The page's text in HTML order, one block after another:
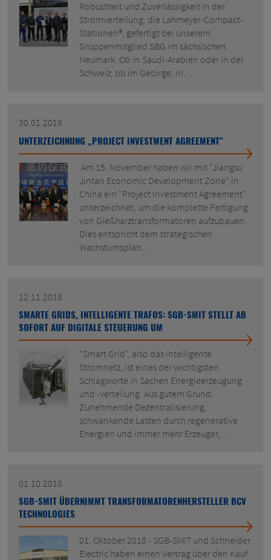
Robustheit und Zuverlässigkeit in der
Stromverteilung: die Lahmeyer-Compact-
Stationen®, gefertigt bei unserem
Gruppenmitglied SBG im sächsischen
Neumark. Ob in Saudi-Arabien oder in der
Schweiz; ob im Gebirge, in…
30.01.2019
UNTERZEICHNUNG „PROJECT INVESTMENT AGREEMENT"
Am 15. November haben wir mit "Jiangsu
Jintan Economic Development Zone" in
China ein "Project Investment Agreement"
unterzeichnet, um die komplette Fertigung
von Gießharztransformatoren aufzubauen.
Dies entspricht dem strategischen
Wachstumsplan…
12.11.2018
SMARTE GRIDS, INTELLIGENTE TRAFOS: SGB-SMIT STELLT AB
SOFORT AUF DIGITALE STEUERUNG UM
"Smart Grid", also das intelligente
Stromnetz, ist eines der wichtigsten
Schlagworte in Sachen Energieerzeugung
und -verteilung. Aus gutem Grund:
Zunehmende Dezentralisierung,
schwankende Lasten durch regenerative
Energien und immer mehr Erzeuger,…
01.10.2018
SGB-SMIT ÜBERNIMMT TRANSFORMATORENHERSTELLER BCV
TECHNOLOGIES
01. Oktober 2018 - SGB-SMIT und Schneider
Electric haben einen Vertrag über den Kauf